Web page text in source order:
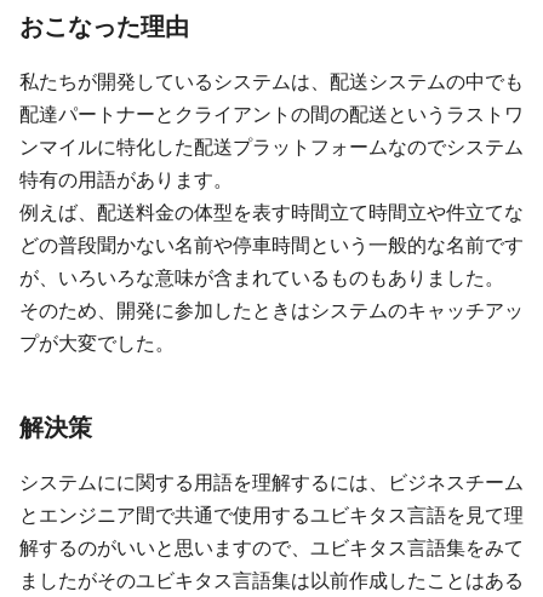
おこなった理由
私たちが開発しているシステムは、配送システムの中でも
配達パートナーとクライアントの間の配送というラストワ
ンマイルに特化した配送プラットフォームなのでシステム
特有の用語があります。
例えば、配送料金の体型を表す時間立て時間立や件立てな
どの普段聞かない名前や停車時間という一般的な名前です
が、いろいろな意味が含まれているものもありました。
そのため、開発に参加したときはシステムのキャッチアッ
プが大変でした。
解決策
システムにに関する用語を理解するには、ビジネスチーム
とエンジニア間で共通で使用するユビキタス言語を見て理
解するのがいいと思いますので、ユビキタス言語集をみて
ましたがそのユビキタス言語集は以前作成したことはある